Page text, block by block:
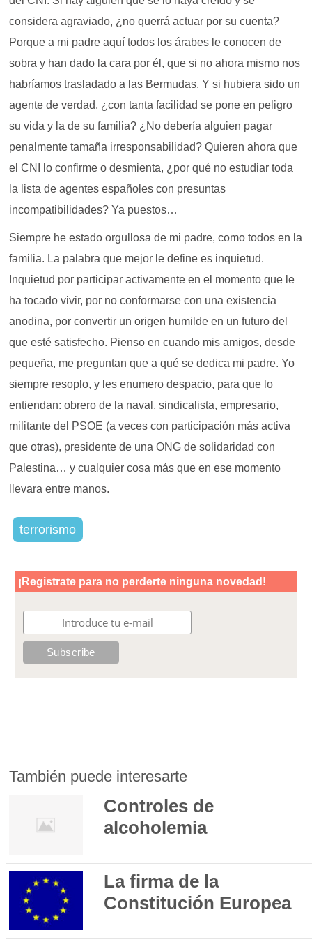
considera agraviado, ¿no querrá actuar por su cuenta?
Porque a mi padre aquí todos los árabes le conocen de
sobra y han dado la cara por él, que si no ahora mismo nos
habríamos trasladado a las Bermudas. Y si hubiera sido un
agente de verdad, ¿con tanta facilidad se pone en peligro
su vida y la de su familia? ¿No debería alguien pagar
penalmente tamaña irresponsabilidad? Quieren ahora que
el CNI lo confirme o desmienta, ¿por qué no estudiar toda
la lista de agentes españoles con presuntas
incompatibilidades? Ya puestos…
Siempre he estado orgullosa de mi padre, como todos en la
familia. La palabra que mejor le define es inquietud.
Inquietud por participar activamente en el momento que le
ha tocado vivir, por no conformarse con una existencia
anodina, por convertir un origen humilde en un futuro del
que esté satisfecho. Pienso en cuando mis amigos, desde
pequeña, me preguntan que a qué se dedica mi padre. Yo
siempre resoplo, y les enumero despacio, para que lo
entiendan: obrero de la naval, sindicalista, empresario,
militante del PSOE (a veces con participación más activa
que otras), presidente de una ONG de solidaridad con
Palestina… y cualquier cosa más que en ese momento
llevara entre manos.
terrorismo
También puede interesarte
Controles de
alcoholemia
La firma de la
Constitución Europea